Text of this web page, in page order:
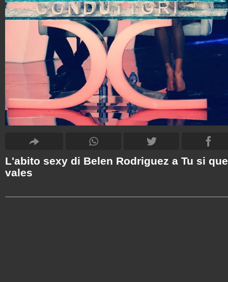
L'abito sexy di Belen Rodriguez a Tu si que
vales